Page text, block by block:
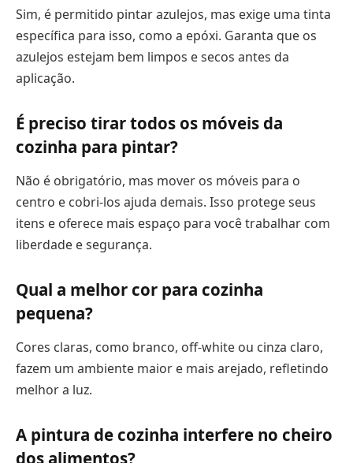
Sim, é permitido pintar azulejos, mas exige uma tinta
específica para isso, como a epóxi. Garanta que os
azulejos estejam bem limpos e secos antes da
aplicação.
É preciso tirar todos os móveis da
cozinha para pintar?
Não é obrigatório, mas mover os móveis para o
centro e cobri-los ajuda demais. Isso protege seus
itens e oferece mais espaço para você trabalhar com
liberdade e segurança.
Qual a melhor cor para cozinha
pequena?
Cores claras, como branco, off-white ou cinza claro,
fazem um ambiente maior e mais arejado, refletindo
melhor a luz.
A pintura de cozinha interfere no cheiro
dos alimentos?